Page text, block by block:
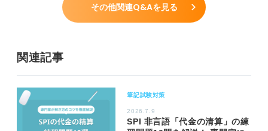
その他関連Q&Aを見る
関連記事
筆記試験対策
2026.7.9
SPI 非言語「代金の清算」の練